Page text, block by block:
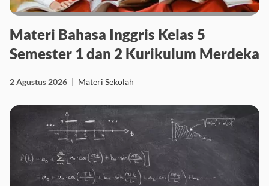
Materi Bahasa Inggris Kelas 5
Semester 1 dan 2 Kurikulum Merdeka
2 Agustus 2026 | Materi Sekolah